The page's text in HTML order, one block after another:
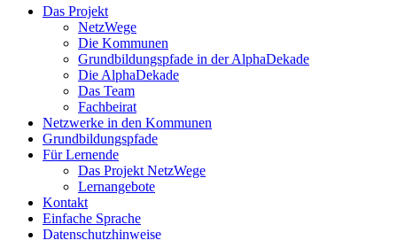
Das Projekt
NetzWege
Die Kommunen
Grundbildungspfade in der AlphaDekade
Die AlphaDekade
Das Team
Fachbeirat
Netzwerke in den Kommunen
Grundbildungspfade
Für Lernende
Das Projekt NetzWege
Lernangebote
Kontakt
Einfache Sprache
Datenschutzhinweise